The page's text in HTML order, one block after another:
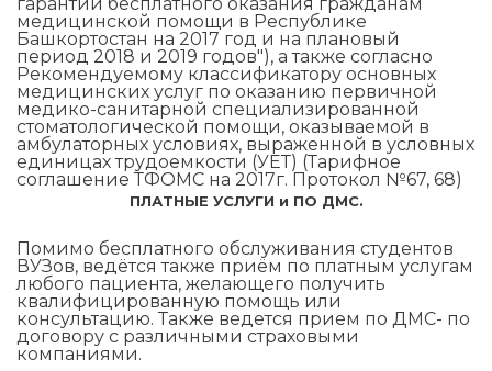
медицинской помощи в Республике
Башкортостан на 2017 год и на плановый
период 2018 и 2019 годов"), а также согласно
Рекомендуемому классификатору основных
медицинских услуг по оказанию первичной
медико-санитарной специализированной
стоматологической помощи, оказываемой в
амбулаторных условиях, выраженной в условных
единицах трудоемкости (УЕТ) (Тарифное
соглашение ТФОМС на 2017г. Протокол №67, 68)
ПЛАТНЫЕ УСЛУГИ и ПО ДМС.
Помимо бесплатного обслуживания студентов
ВУЗов, ведётся также приём по платным услугам
любого пациента, желающего получить
квалифицированную помощь или
консультацию. Также ведется прием по ДМС- по
договору с различными страховыми
компаниями.